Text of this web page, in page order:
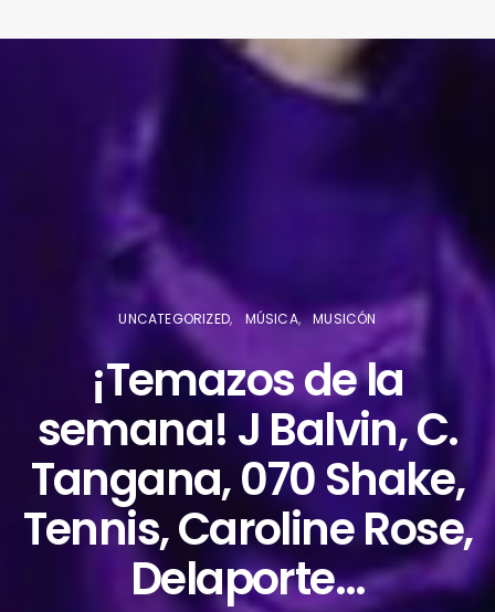
UNCATEGORIZED MÚSICA MUSICÓN
¡Temazos de la
semana! J Balvin, C.
Tangana, 070 Shake,
Tennis, Caroline Rose,
Delaporte…